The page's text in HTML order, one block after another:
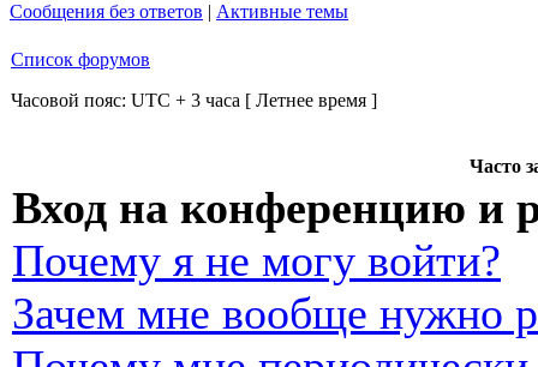
Сообщения без ответов | Активные темы
Список форумов
Часовой пояс: UTC + 3 часа [ Летнее время ]
Часто
Вход на конференцию и
Почему я не могу войти?
Зачем мне вообще нужно